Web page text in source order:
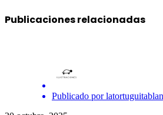
Publicaciones relacionadas
Publicado por